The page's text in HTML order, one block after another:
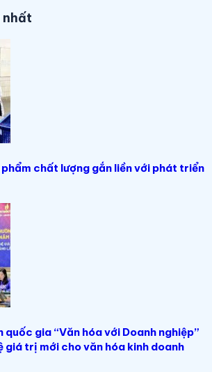
nhất
chất lượng gắn liền với phát triển
quốc gia “Văn hóa với Doanh nghiệp”
giá trị mới cho văn hóa kinh doanh